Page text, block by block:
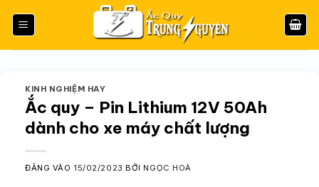
qua
KINH NGHIỆM HAY
Ắc quy – Pin Lithium 12V 50Ah
dành cho xe máy chất lượng
ĐĂNG VÀO 15/02/2023 BỞI NGỌC HOÀ